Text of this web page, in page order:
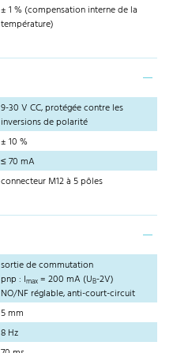
± 1 % (compensation interne de la
température)
9-30 V CC, protégée contre les
inversions de polarité
± 10 %
≤ 70 mA
connecteur M12 à 5 pôles
sortie de commutation
pnp : Imax = 200 mA (UB-2V)
NO/NF réglable, anti-court-circuit
5 mm
8 Hz